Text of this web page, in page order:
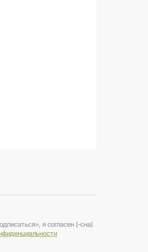
я согласен (-сна)